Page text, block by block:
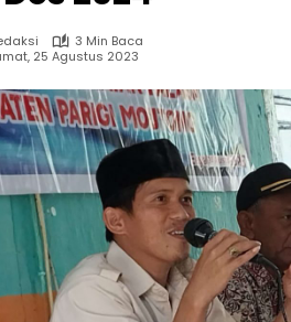
3 Min Baca
25 Agustus 2023